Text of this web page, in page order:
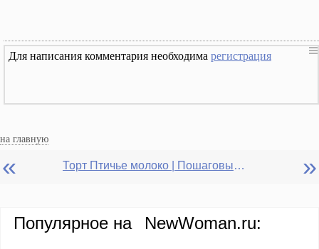
Для написания комментария необходима регистрация
на главную
« Торт Птичье молоко | Пошаговый рецепт торта Птичье молоко с уникальными авторскими фото »
Популярное на NewWoman.ru: